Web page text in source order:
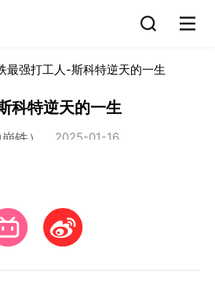
最强打工人-斯科特逆天的一生
科特逆天的一生
铁） 2025-01-16